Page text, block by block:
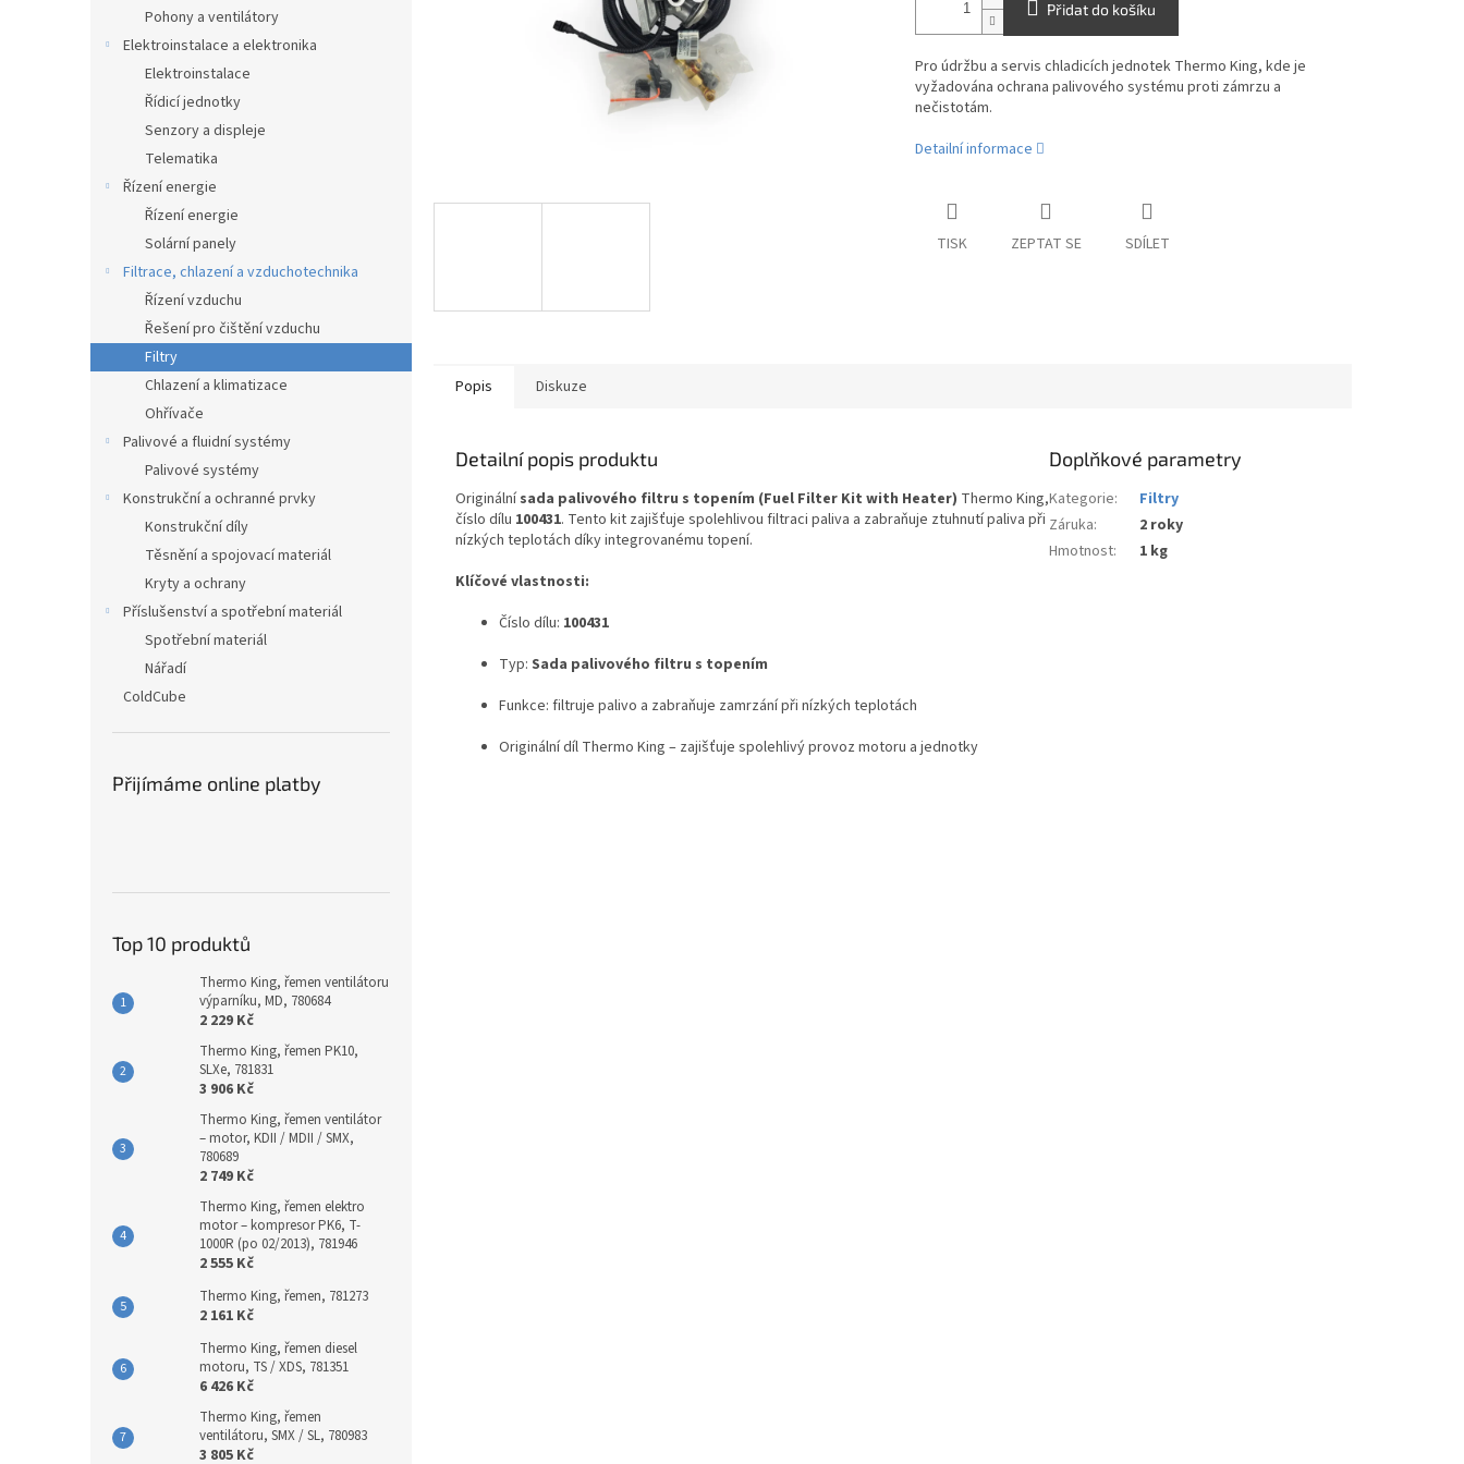
Pohony a ventilátory
Elektroinstalace a elektronika
Elektroinstalace
Řídicí jednotky
Senzory a displeje
Telematika
Řízení energie
Řízení energie
Solární panely
Filtrace, chlazení a vzduchotechnika
Řízení vzduchu
Řešení pro čištění vzduchu
Filtry
Chlazení a klimatizace
Ohřívače
Palivové a fluidní systémy
Palivové systémy
Konstrukční a ochranné prvky
Konstrukční díly
Těsnění a spojovací materiál
Kryty a ochrany
Příslušenství a spotřební materiál
Spotřební materiál
Nářadí
ColdCube
Přijímáme online platby
Top 10 produktů
Thermo King, řemen ventilátoru
výparníku, MD, 780684
2 229 Kč
Thermo King, řemen PK10,
SLXe, 781831
3 906 Kč
Thermo King, řemen ventilátor
– motor, KDII / MDII / SMX,
780689
2 749 Kč
Thermo King, řemen elektro
motor – kompresor PK6, T-
1000R (po 02/2013), 781946
2 555 Kč
Thermo King, řemen, 781273
2 161 Kč
Thermo King, řemen diesel
motoru, TS / XDS, 781351
6 426 Kč
Thermo King, řemen
ventilátoru, SMX / SL, 780983
3 805 Kč
Přidat do košíku
Pro údržbu a servis chladicích jednotek Thermo King, kde je
vyžadována ochrana palivového systému proti zámrzu a
nečistotám.
Detailní informace
TISK ZEPTAT SE SDÍLET
Popis Diskuze
Detailní popis produktu
Originálnísada palivového filtru s topením (Fuel Filter Kit with Heater) Thermo King,
číslo dílu 100431. Tento kit zajišťuje spolehlivou filtraci paliva a zabraňuje ztuhnutí paliva při
nízkých teplotách díky integrovanému topení.
Klíčové vlastnosti:
Číslo dílu: 100431
Typ: Sada palivového filtru s topením
Funkce: filtruje palivo a zabraňuje zamrzání při nízkých teplotách
Originální díl Thermo King – zajišťuje spolehlivý provoz motoru a jednotky
Doplňkové parametry
Kategorie:
Filtry
Záruka:
2 roky
Hmotnost: 1 kg